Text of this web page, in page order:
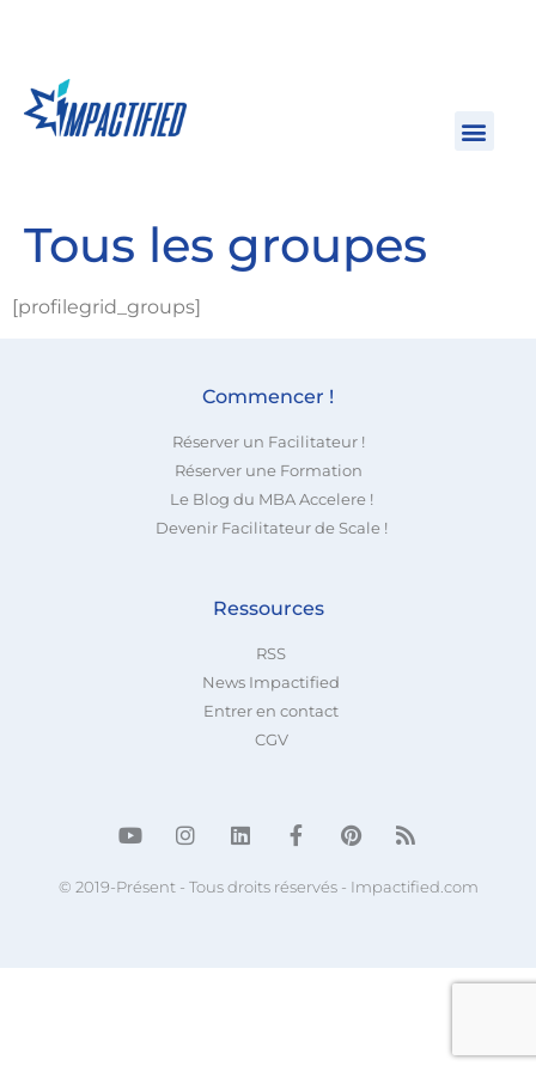
Tous les groupes
[profilegrid_groups]
Commencer !
Réserver un Facilitateur !
Réserver une Formation
Le Blog du MBA Accelere !
Devenir Facilitateur de Scale !
Ressources
RSS
News Impactified
Entrer en contact
CGV
© 2019-Présent - Tous droits réservés - Impactified.com